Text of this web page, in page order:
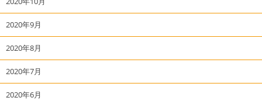
2020年9月
2020年8月
2020年7月
2020年6月